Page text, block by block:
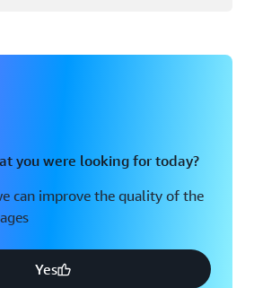
you were looking for today?
can improve the quality of the
Yes